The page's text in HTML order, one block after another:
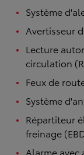
Système
Avertisseur
Lecture
circulation
Feux de
Système
Répartiteur
freinage
Alarme